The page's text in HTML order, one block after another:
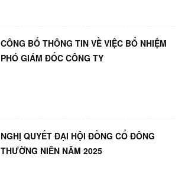
CÔNG BỐ THÔNG TIN VỀ VIỆC BỔ NHIỆM
PHÓ GIÁM ĐỐC CÔNG TY
NGHỊ QUYẾT ĐẠI HỘI ĐỒNG CỔ ĐÔNG
THƯỜNG NIÊN NĂM 2025